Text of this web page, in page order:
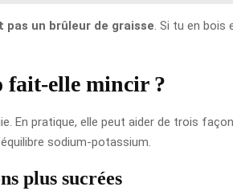
pas un brûleur de graisse . Si tu en
fait-elle mincir ?
En pratique, elle peut aider de trois
sodium-potassium.
plus sucrées